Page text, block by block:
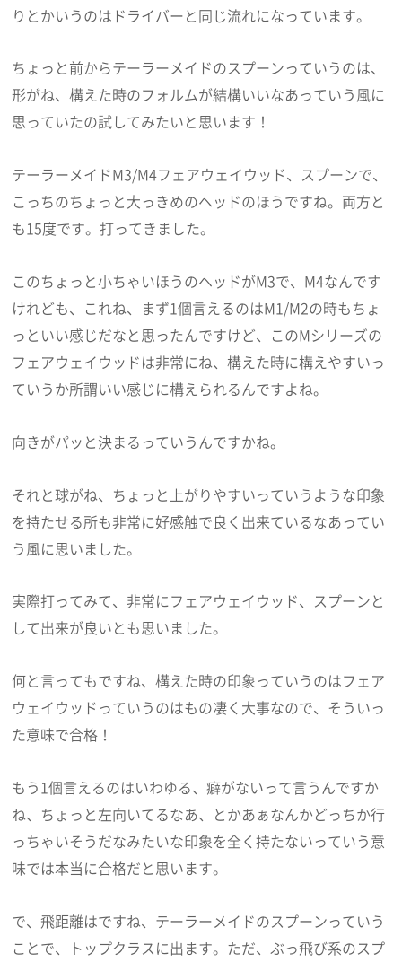
りとかいうのはドライバーと同じ流れになっています。
ちょっと前からテーラーメイドのスプーンっていうのは、
形がね、構えた時のフォルムが結構いいなあっていう風に
思っていたの試してみたいと思います！
テーラーメイドM3/M4フェアウェイウッド、スプーンで、
こっちのちょっと大っきめのヘッドのほうですね。両方と
も15度です。打ってきました。
このちょっと小ちゃいほうのヘッドがM3で、M4なんです
けれども、これね、まず1個言えるのはM1/M2の時もちょ
っといい感じだなと思ったんですけど、このMシリーズの
フェアウェイウッドは非常にね、構えた時に構えやすいっ
ていうか所謂いい感じに構えられるんですよね。
向きがパッと決まるっていうんですかね。
それと球がね、ちょっと上がりやすいっていうような印象
を持たせる所も非常に好感触で良く出来ているなあってい
う風に思いました。
実際打ってみて、非常にフェアウェイウッド、スプーンと
して出来が良いとも思いました。
何と言ってもですね、構えた時の印象っていうのはフェア
ウェイウッドっていうのはもの凄く大事なので、そういっ
た意味で合格！
もう1個言えるのはいわゆる、癖がないって言うんですか
ね、ちょっと左向いてるなあ、とかあぁなんかどっちか行
っちゃいそうだなみたいな印象を全く持たないっていう意
味では本当に合格だと思います。
で、飛距離はですね、テーラーメイドのスプーンっていう
ことで、トップクラスに出ます。ただ、ぶっ飛び系のスプ